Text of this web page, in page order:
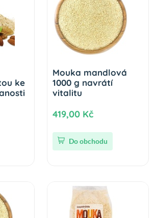
ke
Mouka mandlová
1000 g navrátí
vitalitu
419,00 Kč
Do obchodu